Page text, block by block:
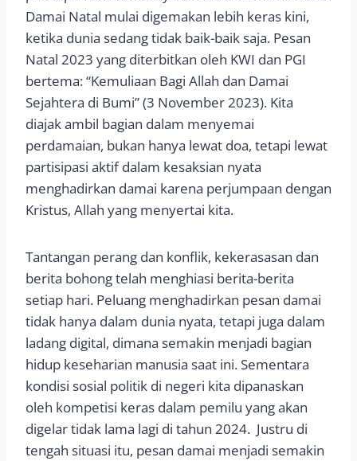
Damai Natal mulai digemakan lebih keras kini,
ketika dunia sedang tidak baik-baik saja. Pesan
Natal 2023 yang diterbitkan oleh KWI dan PGI
bertema: “Kemuliaan Bagi Allah dan Damai
Sejahtera di Bumi” (3 November 2023). Kita
diajak ambil bagian dalam menyemai
perdamaian, bukan hanya lewat doa, tetapi lewat
partisipasi aktif dalam kesaksian nyata
menghadirkan damai karena perjumpaan dengan
Kristus, Allah yang menyertai kita.
Tantangan perang dan konflik, kekerasasan dan
berita bohong telah menghiasi berita-berita
setiap hari. Peluang menghadirkan pesan damai
tidak hanya dalam dunia nyata, tetapi juga dalam
ladang digital, dimana semakin menjadi bagian
hidup keseharian manusia saat ini. Sementara
kondisi sosial politik di negeri kita dipanaskan
oleh kompetisi keras dalam pemilu yang akan
digelar tidak lama lagi di tahun 2024. Justru di
tengah situasi itu, pesan damai menjadi semakin